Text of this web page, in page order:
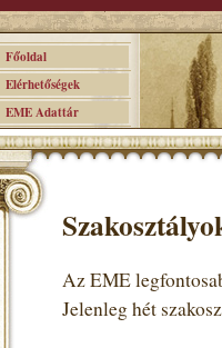
Főoldal
Elérhetőségek
EME Adattár
Az EME
Jelenleg hét